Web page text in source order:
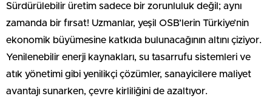
Sürdürülebilir üretim sadece bir zorunluluk değil; aynı
zamanda bir fırsat! Uzmanlar, yeşil OSB’lerin Türkiye’nin
ekonomik büyümesine katkıda bulunacağının altını çiziyor.
Yenilenebilir enerji kaynakları, su tasarrufu sistemleri ve
atık yönetimi gibi yenilikçi çözümler, sanayicilere maliyet
avantajı sunarken, çevre kirliliğini de azaltıyor.